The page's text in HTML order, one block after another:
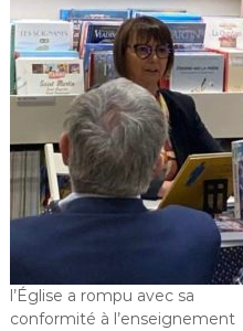
l’Église a rompu avec sa
conformité à l’enseignement